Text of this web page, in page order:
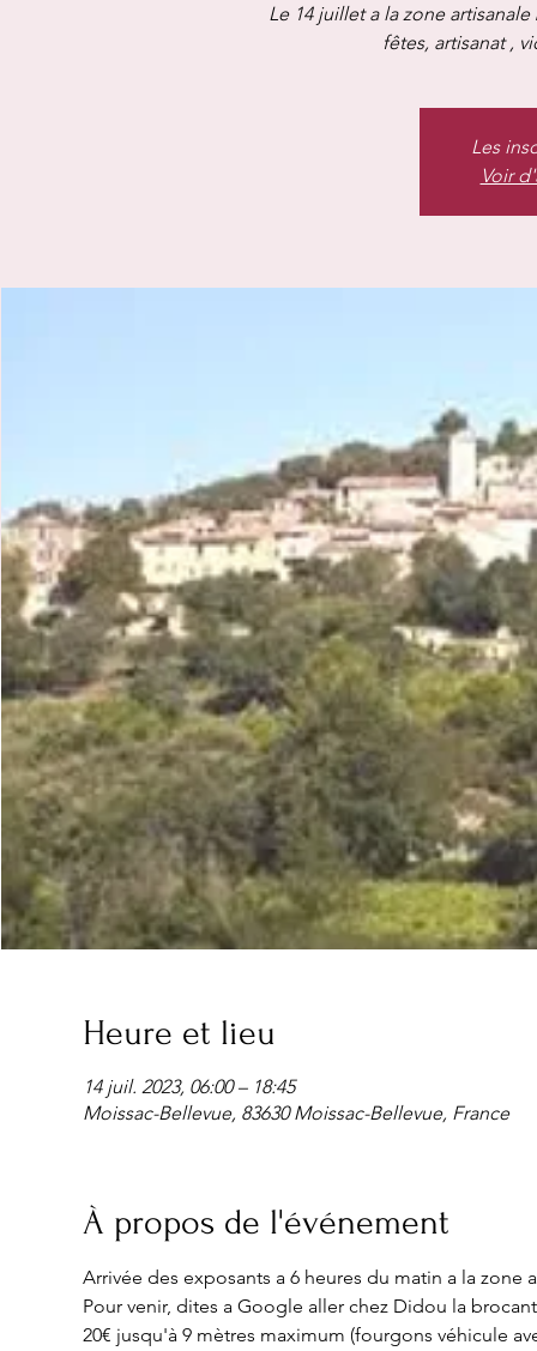
Le 14 juillet a la zone
fêtes, artisanat ,
Les
Voir
Heure et lieu
14 juil. 2023, 06:00 – 18:45
Moissac-Bellevue, 83630 Moissac-Bellevue, France
À propos de l'événement
Arrivée des exposants a 6 heures du matin a la zone
Pour venir, dites a Google aller chez Didou la
20€ jusqu'à 9 mètres maximum (fourgons véhicule